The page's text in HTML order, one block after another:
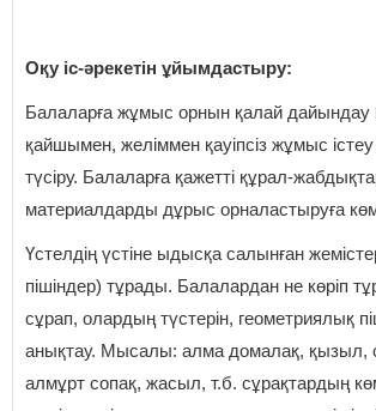
Оқу іс-әрекетін ұйымдастыру:
Балаларға жұмыс орнын қалай дайындау
қайшымен, желіммен қауіпсіз жұмыс істеу
түсіру. Балаларға қажетті құрал-
материалдарды дұрыс орналастыруға
Үстелдің үстіне ыдысқа салынған
пішіндер) тұрады. Балалардан не көріп
сұрап, олардың түстерін, геометриялық
анықтау. Мысалы: алма домалақ, қызыл,
алмұрт сопақ, жасыл, т.б. сұрақтардың